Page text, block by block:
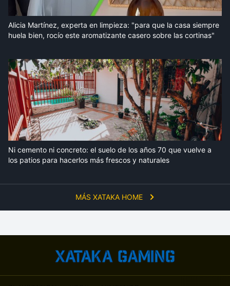
MÁS XATAKA HOME
Alicia Martínez, experta en limpieza: "para que la casa siempre
huela bien, rocío este aromatizante casero sobre las cortinas"
Ni cemento ni concreto: el suelo de los años 70 que vuelve a
los patios para hacerlos más frescos y naturales